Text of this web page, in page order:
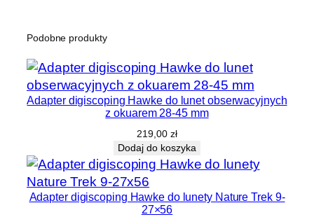
Podobne produkty
Adapter digiscoping Hawke do lunet obserwacyjnych
z okuarem 28-45 mm
219,00 zł
Dodaj do koszyka
Adapter digiscoping Hawke do lunety Nature Trek 9-
27×56